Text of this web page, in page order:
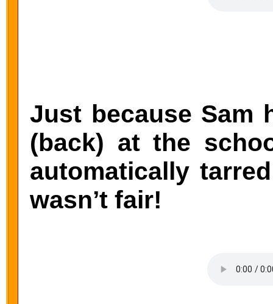
Just because Sam
(back) at the
automatically
wasn’t fair!